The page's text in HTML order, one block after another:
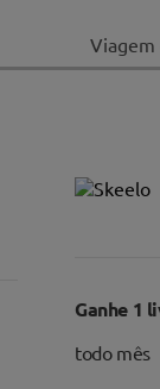
Viagem
Ganhe 1
todo mês